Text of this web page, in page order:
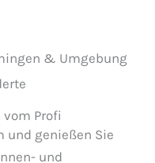
& Umgebung
Profi
und genießen Sie
und